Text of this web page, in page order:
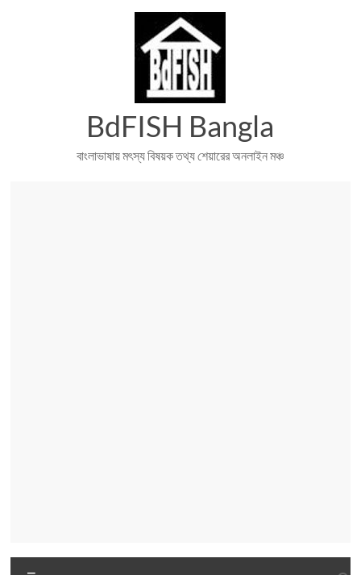
BdFISH Bangla
বাংলাভাষায় মৎস্য বিষয়ক তথ্য শেয়ারের অনলাইন মঞ্চ